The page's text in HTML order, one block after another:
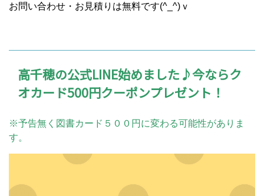
お問い合わせ・お見積りは無料です(^_^)ｖ
高千穂の公式LINE始めました♪今ならク
オカード500円クーポンプレゼント！
※予告無く図書カード５００円に変わる可能性がありま
す。